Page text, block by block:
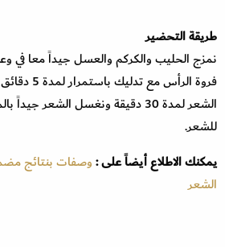
طريقة التحضير
نمزج الحليب والكركم والعسل جيداً معا في
فروة الرأس
الشعر لمدة 30 دقيقة ونغسل الشعر
للشعر.
يمكنك الاطلاع أيضاً على :وصفات بنتائج
الشعر